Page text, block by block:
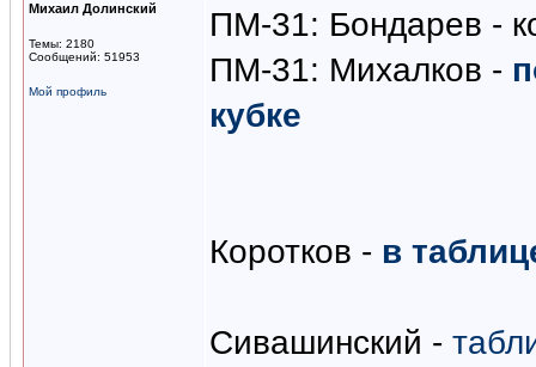
Михаил Долинский
Темы: 2180
Сообщений: 51953
Мой профиль
ПМ-31: Бондарев -
ПМ-31: Михалков -
кубке
Коротков - в
Сивашинский -